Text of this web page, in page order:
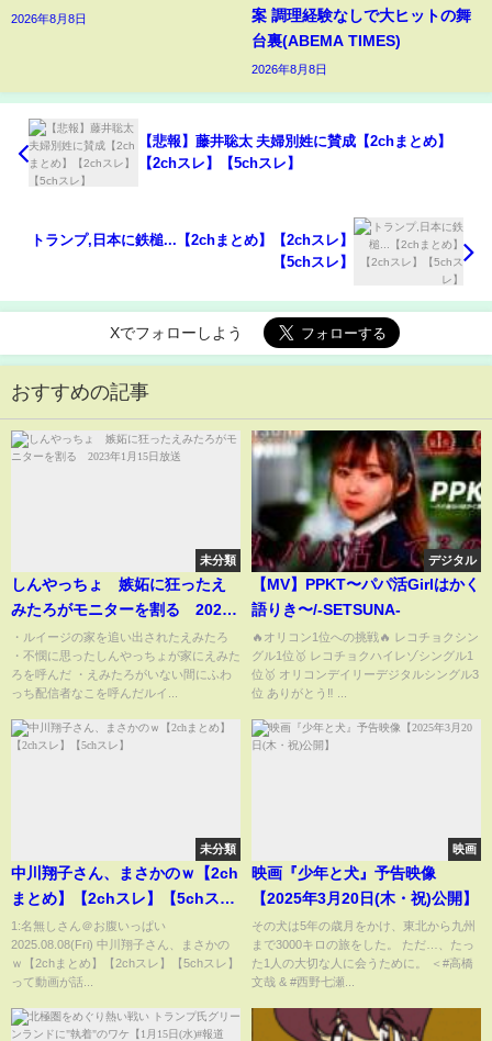
2026年8月8日
案 調理経験なしで大ヒットの舞
台裏(ABEMA TIMES)
2026年8月8日
【悲報】藤井聡太 夫婦別姓に賛成【2chまとめ】
【2chスレ】【5chスレ】
トランプ,日本に鉄槌...【2chまとめ】【2chスレ】
【5chスレ】
Xでフォローしよう
おすすめの記事
未分類
しんやっちょ 嫉妬に狂ったえ
みたろがモニターを割る 2023
年1月15日放送
・ルイージの家を追い出されたえみたろ
・不憫に思ったしんやっちょが家にえみた
ろを呼んだ ・えみたろがいない間にふわ
っち配信者なこを呼んだルイ...
デジタル
【MV】PPKT〜パパ活Girlはかく
語りき〜/-SETSUNA-
🔥オリコン1位への挑戦🔥 レコチョクシン
グル1位🥇 レコチョクハイレゾシングル1
位🥇 オリコンデイリーデジタルシングル3
位 ありがとう‼️ ...
未分類
中川翔子さん、まさかのｗ【2ch
まとめ】【2chスレ】【5chス
レ】
1:名無しさん＠お腹いっぱい
2025.08.08(Fri) 中川翔子さん、まさかの
ｗ【2chまとめ】【2chスレ】【5chスレ】
って動画が話...
映画
映画『少年と犬』予告映像
【2025年3月20日(木・祝)公開】
その犬は5年の歳月をかけ、東北から九州
まで3000キロの旅をした。 ただ…、たっ
た1人の大切な人に会うために。 ＜#高橋
文哉 & #西野七瀬...